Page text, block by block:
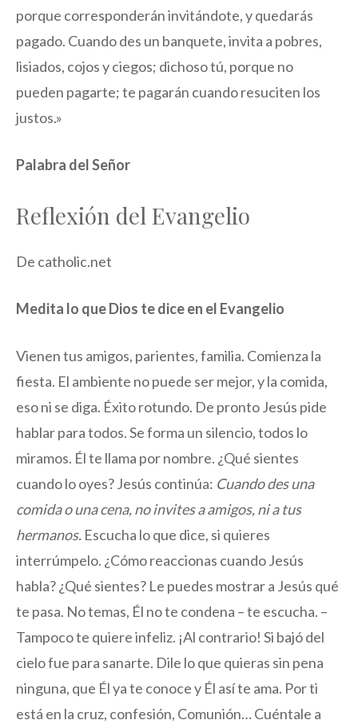
porque corresponderán invitándote, y quedarás
pagado. Cuando des un banquete, invita a pobres,
lisiados, cojos y ciegos; dichoso tú, porque no
pueden pagarte; te pagarán cuando resuciten los
justos.»
Palabra del Señor
Reflexión del Evangelio
De catholic.net
Medita lo que Dios te dice en el Evangelio
Vienen tus amigos, parientes, familia. Comienza la
fiesta. El ambiente no puede ser mejor, y la comida,
eso ni se diga. Éxito rotundo. De pronto Jesús pide
hablar para todos. Se forma un silencio, todos lo
miramos. Él te llama por nombre. ¿Qué sientes
cuando lo oyes? Jesús continúa: Cuando des una
comida o una cena, no invites a amigos, ni a tus
hermanos. Escucha lo que dice, si quieres
interrúmpelo. ¿Cómo reaccionas cuando Jesús
habla? ¿Qué sientes? Le puedes mostrar a Jesús qué
te pasa. No temas, Él no te condena – te escucha. –
Tampoco te quiere infeliz. ¡Al contrario! Si bajó del
cielo fue para sanarte. Dile lo que quieras sin pena
ninguna, que Él ya te conoce y Él así te ama. Por ti
está en la cruz, confesión, Comunión… Cuéntale a